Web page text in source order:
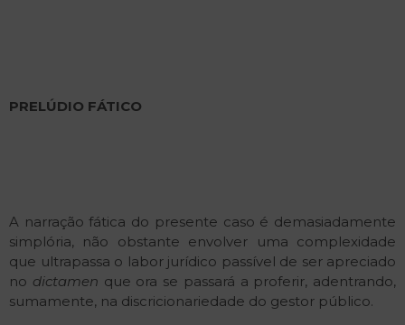
PRELÚDIO FÁTICO
A narração fática do presente caso é demasiadamente
simplória, não obstante envolver uma complexidade
que ultrapassa o labor jurídico passível de ser apreciado
no dictamen que ora se passará a proferir, adentrando,
sumamente, na discricionariedade do gestor público.